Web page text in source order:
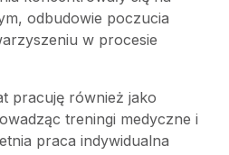
odbudowie poczucia
w procesie
pracuję również jako
treningi medyczne i
praca indywidualna